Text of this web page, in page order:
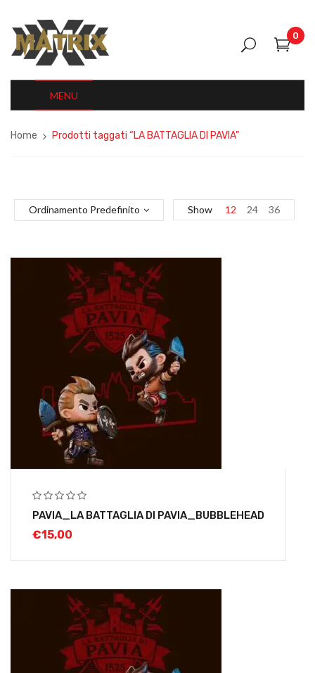
0
MENU
Home Prodotti taggati “LA BATTAGLIA DI PAVIA”
Ordinamento Predefinito Show 12 24 36
PAVIA_LA BATTAGLIA DI PAVIA_BUBBLEHEAD
€15,00